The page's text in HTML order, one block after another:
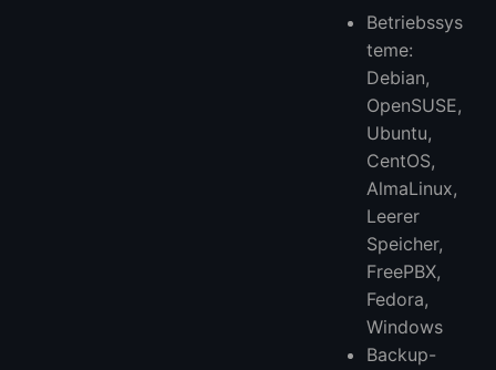
Betriebssys
teme:
Debian,
OpenSUSE,
Ubuntu,
CentOS,
AlmaLinux,
Leerer
Speicher,
FreePBX,
Fedora,
Windows
Backup-